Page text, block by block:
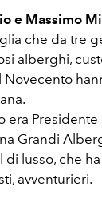
e Massimo
che da tre
alberghi,
era Presidente
Grandi
lusso, che
avventurieri.